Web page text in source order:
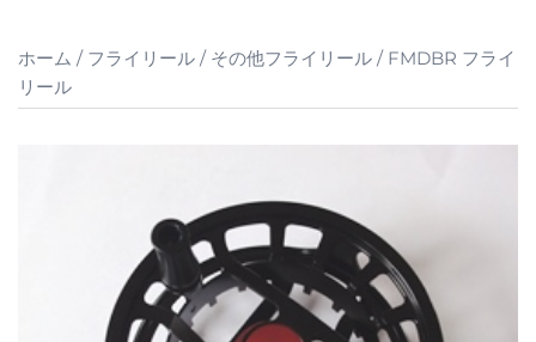
ホーム / フライリール / その他フライリール / FMDBR フライ
リール